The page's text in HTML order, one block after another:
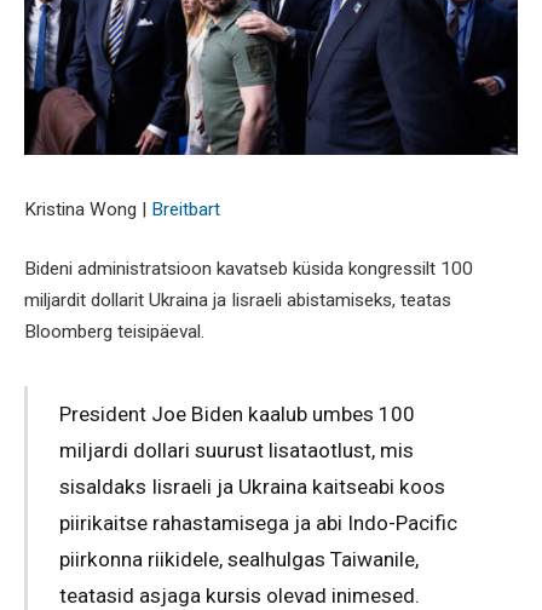
Kristina Wong | Breitbart
Bideni administratsioon kavatseb küsida kongressilt 100
miljardit dollarit Ukraina ja Iisraeli abistamiseks, teatas
Bloomberg teisipäeval.
President Joe Biden kaalub umbes 100
miljardi dollari suurust lisataotlust, mis
sisaldaks Iisraeli ja Ukraina kaitseabi koos
piirikaitse rahastamisega ja abi Indo-Pacific
piirkonna riikidele, sealhulgas Taiwanile,
teatasid asjaga kursis olevad inimesed.